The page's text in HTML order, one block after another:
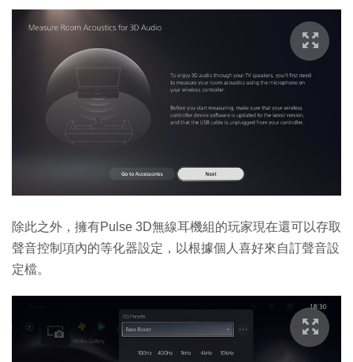
除此之外，擁有Pulse 3D無線耳機組的玩家現在還可以存取
聲音控制項內的等化器設定，以根據個人喜好來自訂聲音設
定檔。